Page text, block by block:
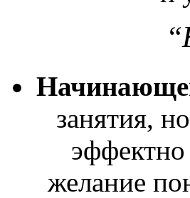
занятия,
желание